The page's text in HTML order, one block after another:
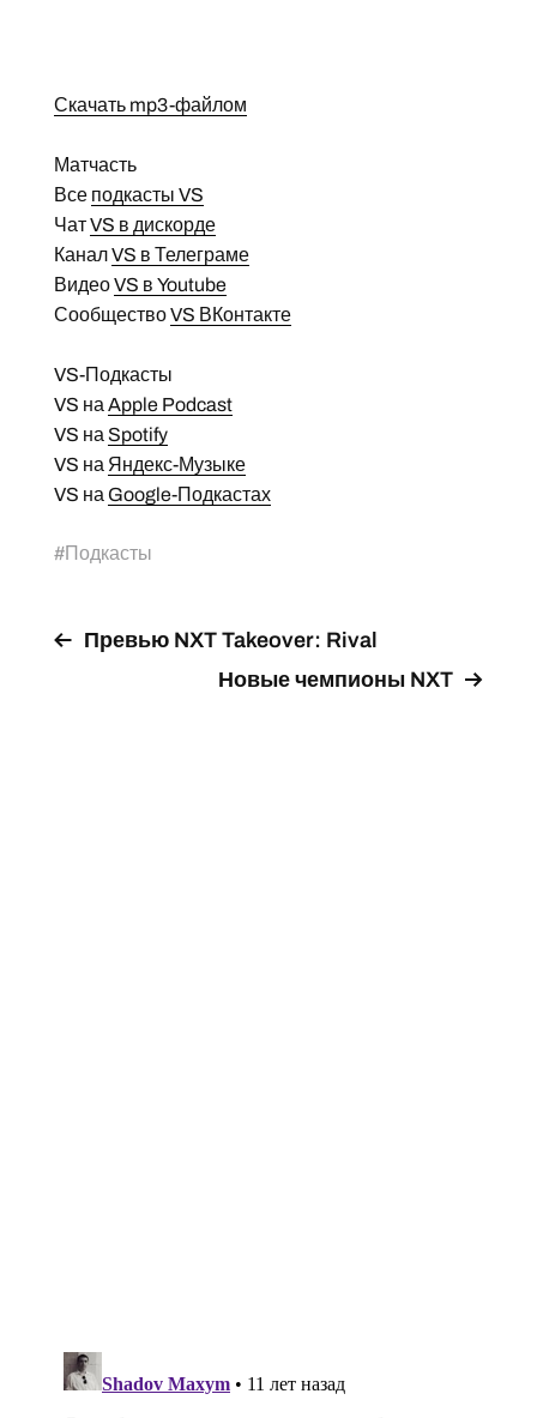
Скачать mp3-файлом
Матчасть
Все подкасты VS
ЧатVS в дискорде
КаналVS в Телеграме
ВидеоVS в Youtube
СообществоVS ВКонтакте
VS-Подкасты
VS на Apple Podcast
VS на Spotify
VS на Яндекс-Музыке
VS на Google-Подкастах
#Подкасты
Превью NXT Takeover: Rival
Новые чемпионы NXT